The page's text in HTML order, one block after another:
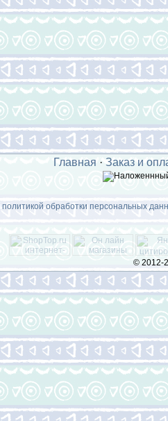
Главная · Заказ и
политикой обработки персональных
© 2012-